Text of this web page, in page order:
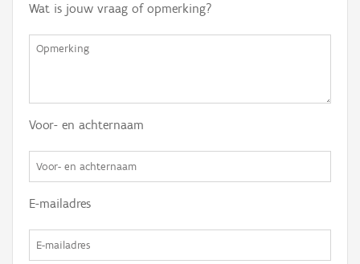
Wat is jouw vraag of opmerking?
Voor- en achternaam
E-mailadres